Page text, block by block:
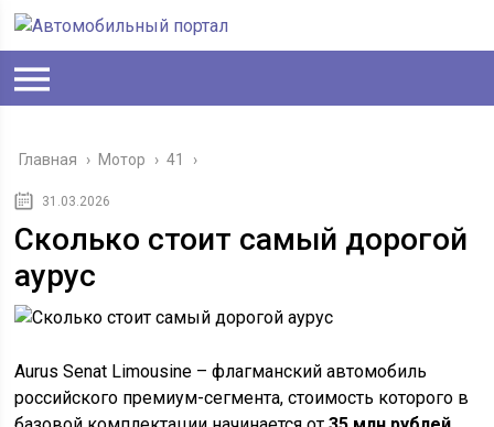
Главная › Мотор › 41 ›
31.03.2026
Сколько стоит самый дорогой
аурус
Aurus Senat Limousine – флагманский автомобиль
российского премиум-сегмента, стоимость которого в